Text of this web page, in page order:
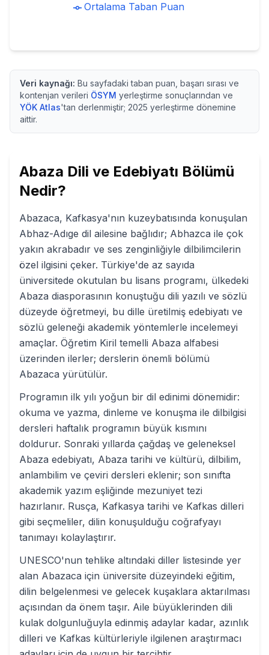
Ortalama Taban Puan
Veri kaynağı: Bu sayfadaki taban puan, başarı sırası ve
kontenjan verileri ÖSYM yerleştirme sonuçlarından ve
YÖK Atlas'tan derlenmiştir; 2025 yerleştirme dönemine
aittir.
Abaza Dili ve Edebiyatı Bölümü
Nedir?
Abazaca, Kafkasya'nın kuzeybatısında konuşulan
Abhaz-Adıge dil ailesine bağlıdır; Abhazca ile çok
yakın akrabadır ve ses zenginliğiyle dilbilimcilerin
özel ilgisini çeker. Türkiye'de az sayıda
üniversitede okutulan bu lisans programı, ülkedeki
Abaza diasporasının konuştuğu dili yazılı ve sözlü
düzeyde öğretmeyi, bu dille üretilmiş edebiyatı ve
sözlü geleneği akademik yöntemlerle incelemeyi
amaçlar. Öğretim Kiril temelli Abaza alfabesi
üzerinden ilerler; derslerin önemli bölümü
Abazaca yürütülür.
Programın ilk yılı yoğun bir dil edinimi dönemidir:
okuma ve yazma, dinleme ve konuşma ile dilbilgisi
dersleri haftalık programın büyük kısmını
doldurur. Sonraki yıllarda çağdaş ve geleneksel
Abaza edebiyatı, Abaza tarihi ve kültürü, dilbilim,
anlambilim ve çeviri dersleri eklenir; son sınıfta
akademik yazım eşliğinde mezuniyet tezi
hazırlanır. Rusça, Kafkasya tarihi ve Kafkas dilleri
gibi seçmeliler, dilin konuşulduğu coğrafyayı
tanımayı kolaylaştırır.
UNESCO'nun tehlike altındaki diller listesinde yer
alan Abazaca için üniversite düzeyindeki eğitim,
dilin belgelenmesi ve gelecek kuşaklara aktarılması
açısından da önem taşır. Aile büyüklerinden dili
kulak dolgunluğuyla edinmiş adaylar kadar, azınlık
dilleri ve Kafkas kültürleriyle ilgilenen araştırmacı